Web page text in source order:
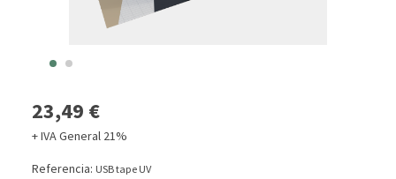
23,49 €
+ IVA General 21%
Referencia: USB tape UV